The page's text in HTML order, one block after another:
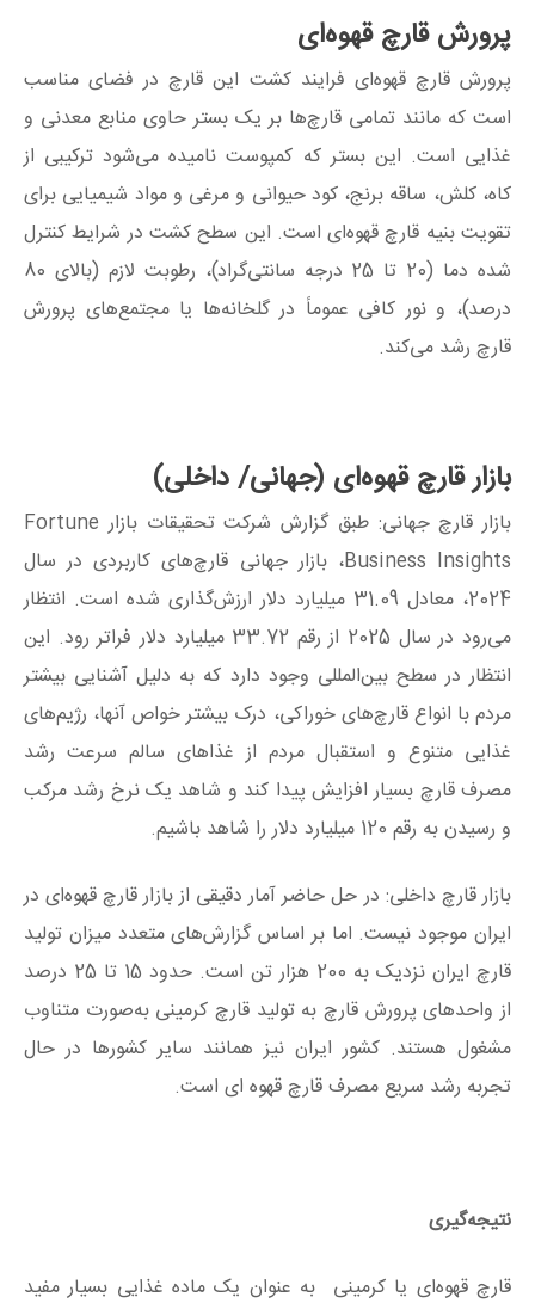
پرورش قارچ قهوه‌ای
پرورش قارچ قهوه‌ای فرایند کشت این قارچ در فضای مناسب
است که مانند تمامی قارچ‌ها بر یک بستر حاوی منابع معدنی و
غذایی است. این بستر که کمپوست نامیده می‌شود ترکیبی از
کاه، کلش، ساقه برنج، کود حیوانی و مرغی و مواد شیمیایی برای
تقویت بنیه قارچ قهوه‌ای است. این سطح کشت در شرایط کنترل
شده دما (20 تا 25 درجه سانتی‌گراد)، رطوبت لازم (بالای 80
درصد)، و نور کافی عموماً در گلخانه‌ها یا مجتمع‌های پرورش
قارچ رشد می‌کند.
بازار قارچ قهوه‌ای (جهانی/ داخلی)
بازار قارچ جهانی: طبق گزارش شرکت تحقیقات بازار Fortune
Business Insights، بازار جهانی قارچ‌های کاربردی در سال
2024، معادل 31.09 میلیارد دلار ارزش‌گذاری شده است. انتظار
می‌رود در سال 2025 از رقم 33.72 میلیارد دلار فراتر رود. این
انتظار در سطح بین‌المللی وجود دارد که به دلیل آشنایی بیشتر
مردم با انواع قارچ‌های خوراکی، درک بیشتر خواص آنها، رژیم‌های
غذایی متنوع و استقبال مردم از غذاهای سالم سرعت رشد
مصرف قارچ بسیار افزایش پیدا کند و شاهد یک نرخ رشد مرکب
و رسیدن به رقم 120 میلیارد دلار را شاهد باشیم.
بازار قارچ داخلی: در حل حاضر آمار دقیقی از بازار قارچ قهوه‌ای در
ایران موجود نیست. اما بر اساس گزارش‌های متعدد میزان تولید
قارچ ایران نزدیک به 200 هزار تن است. حدود 15 تا 25 درصد
از واحدهای پرورش قارچ به تولید قارچ کرمینی به‌صورت متناوب
مشغول هستند. کشور ایران نیز همانند سایر کشورها در حال
تجربه رشد سریع مصرف قارچ قهوه ای است.
نتیجه‌گیری
قارچ قهوه‌ای یا کرمینی به عنوان یک ماده غذایی بسیار مفید